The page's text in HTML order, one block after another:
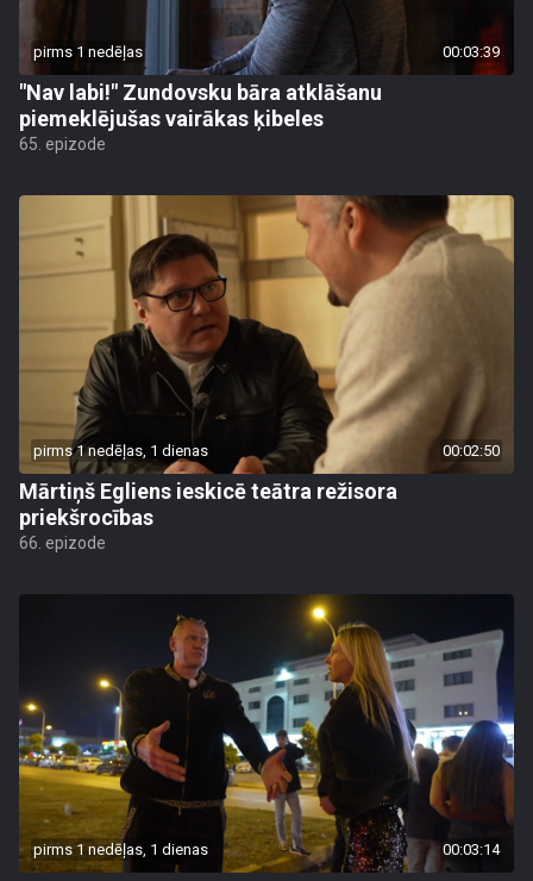
pirms 1 nedēļas 00:03:39
"Nav labi!" Zundovsku bāra atklāšanu
piemeklējušas vairākas ķibeles
65. epizode
pirms 1 nedēļas, 1 dienas 00:02:50
Mārtiņš Egliens ieskicē teātra režisora
priekšrocības
66. epizode
pirms 1 nedēļas, 1 dienas 00:03:14